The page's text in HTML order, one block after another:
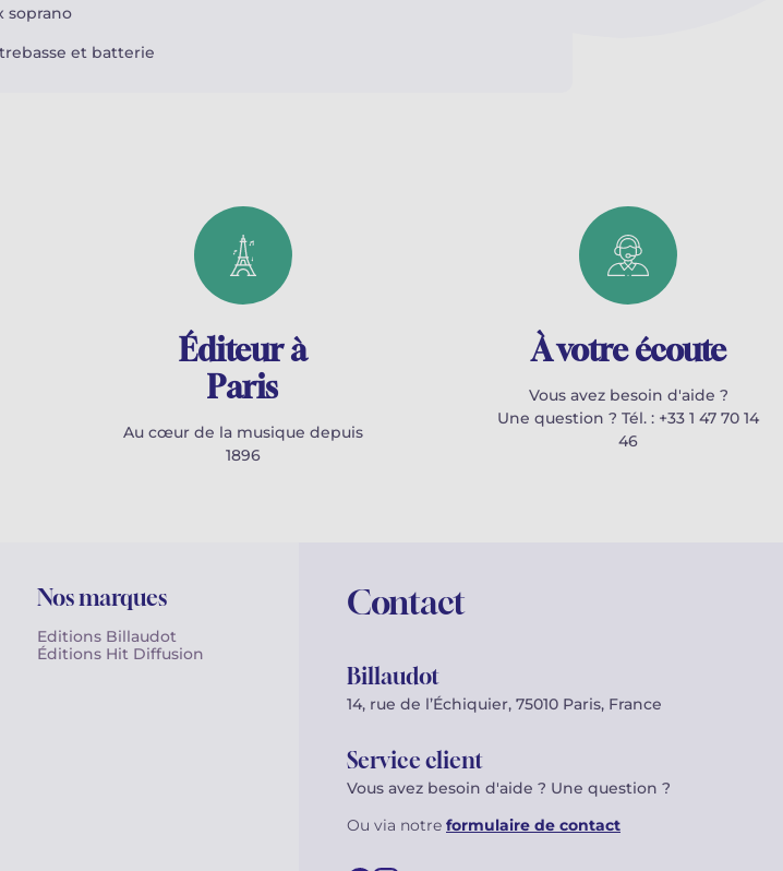
soprano
et batterie
Éditeur à
Paris
Au cœur de la musique depuis
1896
À votre écoute
Vous avez besoin d'aide ?
Une question ? Tél. : +33 1 47 70 14
46
Nos marques
Editions Billaudot
Éditions Hit Diffusion
Contact
Billaudot
14, rue de l’Échiquier, 75010 Paris, France
Service client
Vous avez besoin d'aide ? Une question ?
Ou via notre formulaire de contact